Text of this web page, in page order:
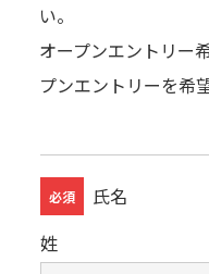
い。
オープンエントリー
プンエントリーを希
氏名
必須
姓